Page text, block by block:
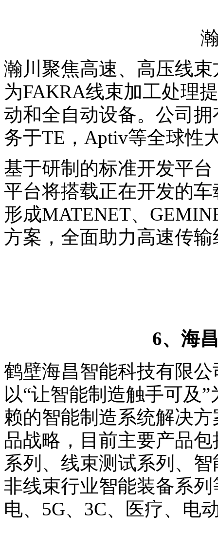
瀚川聚焦高速、高压线
为FAKRA线束加工处理
动和全自动设备。公司
务于TE，Aptiv等全球性
基于研制的标准开发平
平台将搭载正在开发的
形成MATENET、
方案，全面助力高速传
6、海
鹤壁海昌智能科技有限
以“让智能制造触手可及
赖的智能制造系统解决
品战略，目前主要产品
系列、线束测试系列、
非线束行业智能装备系
电、5G、3C、医疗、电